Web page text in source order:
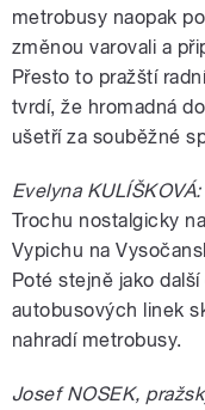
metrobusy naopak
změnou varovali a
Přesto to pražští
tvrdí, že hromadná
ušetří za souběžné
Evelyna KULÍŠKOVÁ:
Trochu nostalgicky
Vypichu na
Poté stejně jako
autobusových linek
nahradí metrobusy.
Josef NOSEK,